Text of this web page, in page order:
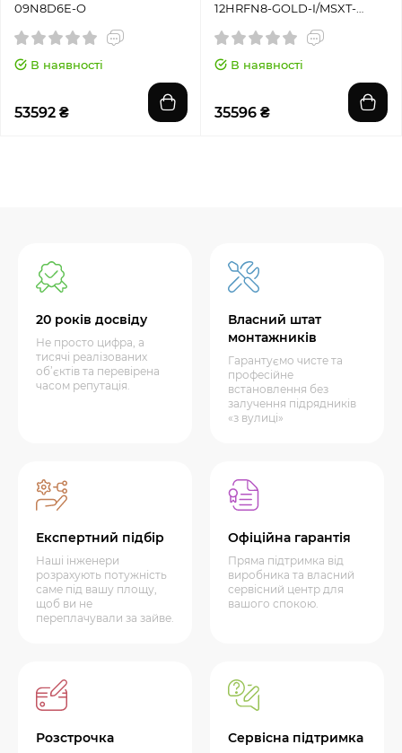
09N8D6E-O
В наявності
53592 ₴
12HRFN8-GOLD-I/MSXT-
В наявності
35596 ₴
20 років досвіду
Не просто цифра, а
тисячі реалізованих
об’єктів та перевірена
часом репутація.
Власний штат
монтажників
Гарантуємо чисте та
професійне
встановлення без
залучення підрядників
«з вулиці»
Експертний підбір
Наші інженери
розрахують потужність
саме під вашу площу,
щоб ви не
переплачували за зайве.
Офіційна гарантія
Пряма підтримка від
виробника та власний
сервісний центр для
вашого спокою.
Розстрочка Сервісна підтримка